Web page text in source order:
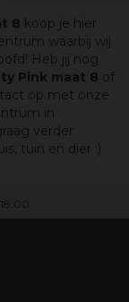
8 koop je hier
waarbij wij
Heb jij nog
Pink maat 8 of
op met onze
in
verder
tuin en dier :)
18:00